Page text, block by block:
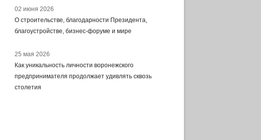
02 июня 2026
О строительстве, благодарности Президента,
благоустройстве, бизнес-форуме и мире
25 мая 2026
Как уникальность личности воронежского
предпринимателя продолжает удивлять сквозь
столетия